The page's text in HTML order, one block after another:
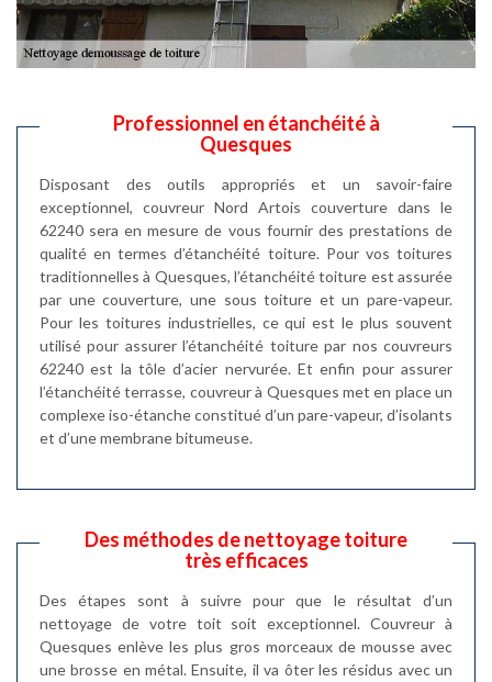
Professionnel en étanchéité à
Quesques
Disposant des outils appropriés et un savoir-faire
exceptionnel, couvreur Nord Artois couverture dans le
62240 sera en mesure de vous fournir des prestations de
qualité en termes d’étanchéité toiture. Pour vos toitures
traditionnelles à Quesques, l’étanchéité toiture est assurée
par une couverture, une sous toiture et un pare-vapeur.
Pour les toitures industrielles, ce qui est le plus souvent
utilisé pour assurer l’étanchéité toiture par nos couvreurs
62240 est la tôle d’acier nervurée. Et enfin pour assurer
l’étanchéité terrasse, couvreur à Quesques met en place un
complexe iso-étanche constitué d’un pare-vapeur, d’isolants
et d’une membrane bitumeuse.
Des méthodes de nettoyage toiture
très efficaces
Des étapes sont à suivre pour que le résultat d’un
nettoyage de votre toit soit exceptionnel. Couvreur à
Quesques enlève les plus gros morceaux de mousse avec
une brosse en métal. Ensuite, il va ôter les résidus avec un